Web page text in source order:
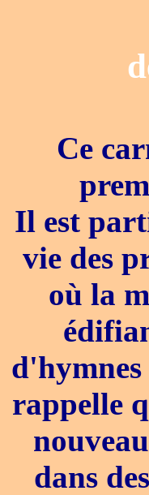
Ce
Il est
vie des
où la
rappelle
dans